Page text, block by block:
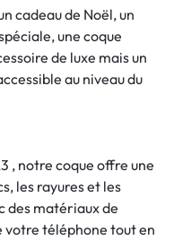
cadeau de Noël, un
une coque
de luxe mais un
au niveau du
, notre coque offre une
les rayures et les
des matériaux de
téléphone tout en